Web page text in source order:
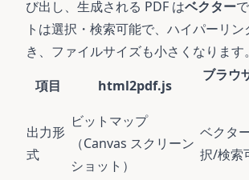
び出し、生成される PDF はベクター
トは選択・検索可能で、ハイパーリ
き、ファイルサイズも小さくなります。
項目
html2pdf.js
ブラウ
出力形
式
ビットマップ
（Canvas スクリーン
ショット）
ベクタ
択/検索